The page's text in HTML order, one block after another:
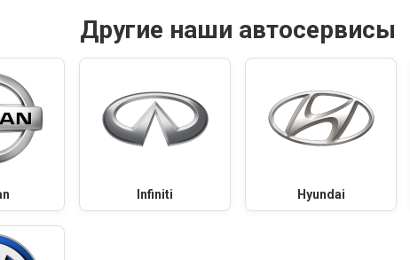
Другие наши автосервисы
Infiniti Hyundai